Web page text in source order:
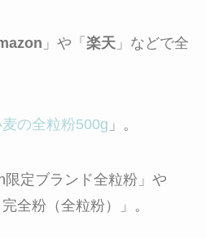
」や「 楽天」などで全
の全粒粉500g 」。
限定ブランド全粒粉 」や
全粉（全粒粉） 」。